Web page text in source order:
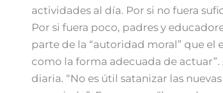
actividades al día. Por si no fuera
Por si fuera poco, padres y
parte de la “autoridad moral” que el
como la forma adecuada de
diaria. “No es útil satanizar las